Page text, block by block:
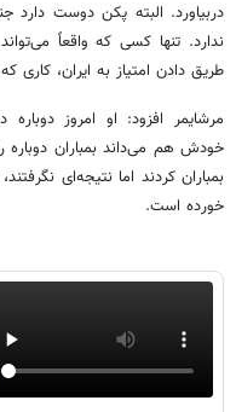
دربیاورد. البته پکن دوست دارد
ندارد. تنها کسی که واقعاً
طریق دادن امتیاز به ایران،
مرشایمر افزود: او امروز
بمباران کردند اما نتیجه‌ای
خورده است.